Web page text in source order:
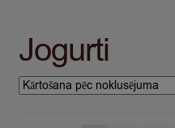
Jogurti